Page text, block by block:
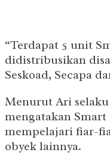
“Terdapat 5 unit
didistribusikan
Seskoad, Secapa
Menurut Ari
mengatakan
mempelajari fiar-
obyek lainnya.